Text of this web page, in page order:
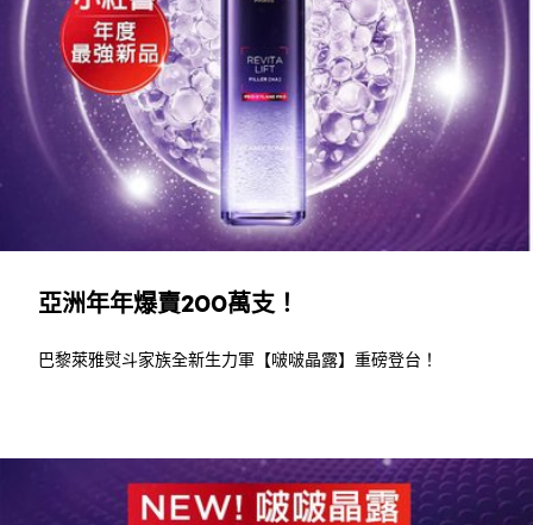
亞洲年年爆賣200萬支！
巴黎萊雅熨斗家族全新生力軍【啵啵晶露】重磅登台！